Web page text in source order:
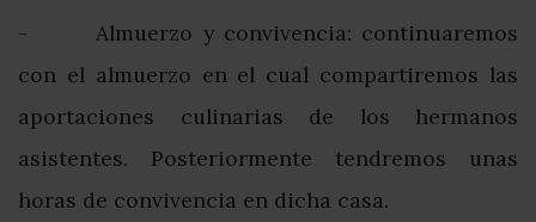
- Almuerzo y convivencia: continuaremos
con el almuerzo en el cual compartiremos las
aportaciones culinarias de los hermanos
asistentes. Posteriormente tendremos unas
horas de convivencia en dicha casa.